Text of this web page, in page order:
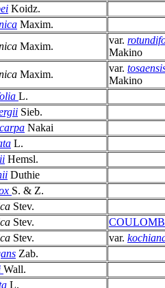
Koidz.
Maxim.
Maxim.
var.
Makino
Maxim.
var.
Makino
L.
Sieb.
Nakai
L.
Hemsl.
Duthie
S. & Z.
Stev.
Stev.
Stev. var.
Zab.
Wall.
L.